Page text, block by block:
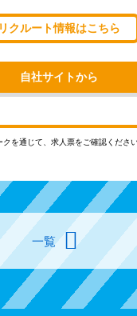
リクルート情報はこちら
自社サイトから
を通じて、求人票をご確認くださ
一覧